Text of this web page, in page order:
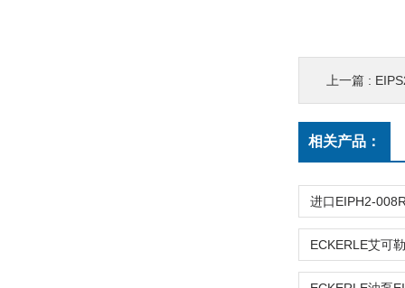
上一篇 : EIPS2-
相关产品：